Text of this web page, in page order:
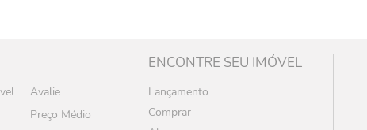
Avalie
Preço Médio
ENCONTRE SEU IMÓVEL
Lançamento
Comprar